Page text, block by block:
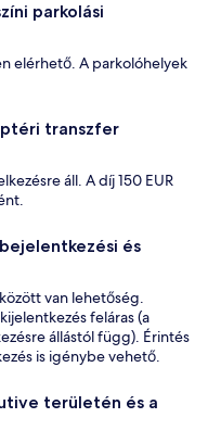
parkolási
elérhető. A parkolóhelyek
transzfer
áll. A díj 150 EUR
és
van lehetőség.
feláras (a
állástól függ). Érintés
is igénybe vehető.
területén és a